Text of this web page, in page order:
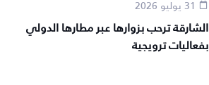
الشارقة ترحب بزوارها عبر مطارها الدولي
بفعاليات ترويجية